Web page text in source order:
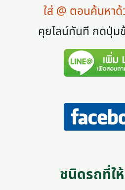
ใส่ @ ตอนค้นหา
คุยไลน์ทันที กดปุ่ม
ชนิดรถที่ใ